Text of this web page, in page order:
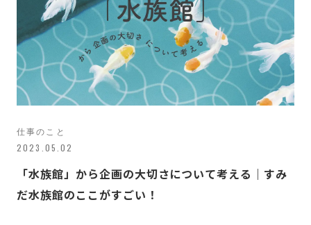
仕事のこと
2023.05.02
「水族館」から企画の大切さについて考える｜すみ
だ水族館のここがすごい！